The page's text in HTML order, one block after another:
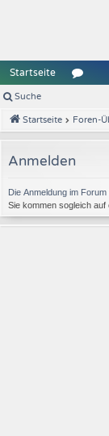
Startseite
en
Suche
Startseite Foren-
Anmelden
Die Anmeldung im
Sie kommen sogleich auf